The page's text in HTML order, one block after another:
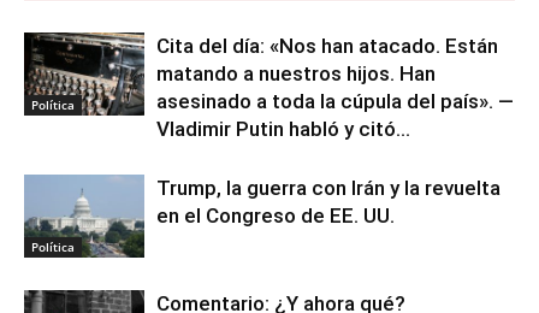
Política
Cita del día: «Nos han atacado. Están
matando a nuestros hijos. Han
asesinado a toda la cúpula del país». —
Vladimir Putin habló y citó...
Política
Trump, la guerra con Irán y la revuelta
en el Congreso de EE. UU.
Comentario: ¿Y ahora qué?